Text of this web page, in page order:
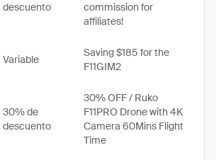
descuento
commission for
affiliates!
Variable
Saving $185 for the
F11GIM2
30% de
descuento
30% OFF / Ruko
F11PRO Drone with 4K
Camera 60Mins Flight
Time